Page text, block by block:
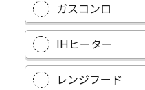
ガスコンロ
IHヒーター
レンジフード